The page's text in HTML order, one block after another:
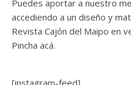
Puedes aportar a nuestro
accediendo a un diseño y
Revista Cajón del Maipo en
Pincha acá.